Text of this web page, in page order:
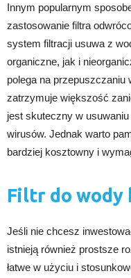
Innym popularnym
zastosowanie filtra
system filtracji usuwa z
organiczne, jak i
polega na
zatrzymuje większość
jest skuteczny w
wirusów. Jednak warto
bardziej kosztowny i
Filtr do wody
Jeśli nie chcesz
istnieją również prostsze
łatwe w użyciu i